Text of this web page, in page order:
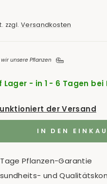
zzgl. Versandkosten
unsere Pflanzen
Lager - in 1 - 6 Tagen bei
der Versand
IN DEN
Pflanzen-Garantie
und